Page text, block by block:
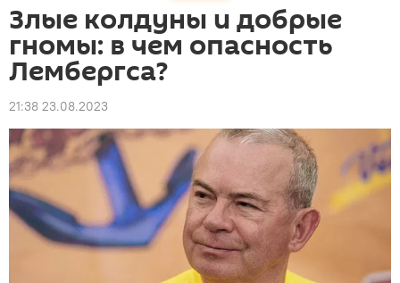
Злые колдуны и добрые
гномы: в чем опасность
Лембергса?
21:38 23.08.2023